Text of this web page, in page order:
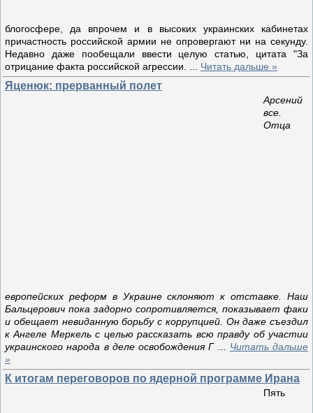
блогосфере, да впрочем и в высоких украинских кабинетах
причастность российской армии не опровергают ни на секунду.
Недавно даже пообещали ввести целую статью, цитата "За
отрицание факта российской агрессии.
Читать дальше »
Яценюк: прерванный полет
Арсений
все.
Отца
европейских реформ в Украине склоняют к отставке. Наш
Бальцерович пока задорно сопротивляется, показывает факи
и обещает невиданную борьбу с коррупцией. Он даже съездил
к Ангеле Меркель с целью рассказать всю правду об участии
украинского народа в деле освобождения Г
Читать дальше
»
К итогам переговоров по ядерной программе Ирана
Пять